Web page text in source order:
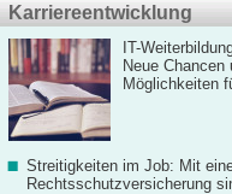
Karriereentwicklung
IT-
Neue Chancen
Möglichkeiten
Streitigkeiten im Job: Mit
Rechtsschutzversicherung